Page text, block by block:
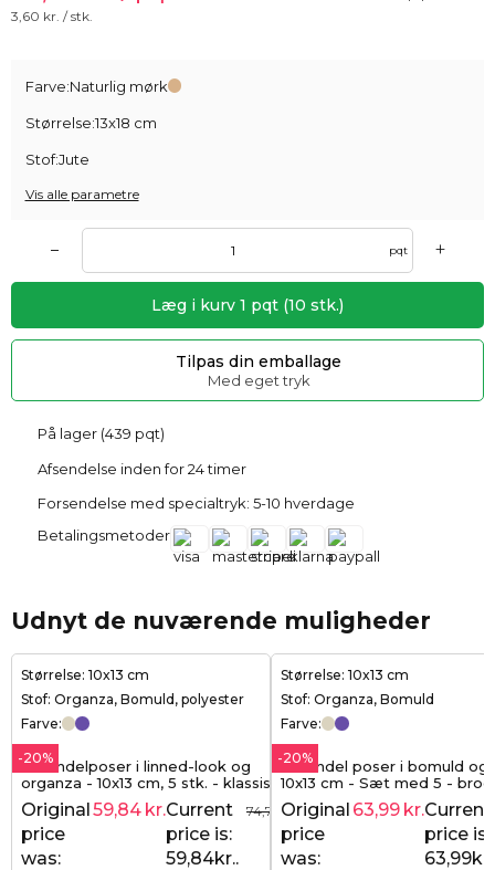
3,60 kr. / stk.
Farve:Naturlig mørk
Størrelse:13x18 cm
Stof:Jute
Vis alle parametre
– pqt +
Læg i kurv 1 pqt (10 stk.)
Tilpas din emballage
Med eget tryk
På lager (439 pqt)
Afsendelse inden for 24 timer
Forsendelse med specialtryk: 5-10 hverdage
Betalingsmetoder
Udnyt de nuværende muligheder
Størrelse: 10x13 cm
Stof: Organza, Bomuld, polyester
Farve:
-20%
Lavendelposer i linned-look og
organza - 10x13 cm, 5 stk. - klassisk
og elegant duftindpakning
74,79 kr.
Original
price
was:
59,84 kr.Current
price is:
59,84kr..
Størrelse: 10x13 cm
Stof: Organza, Bomuld
Farve:
-20%
Lavendel poser i bomuld og
10x13 cm - Sæt med 5 -
elegance med duft af natur
Original
price
was:
63,99 kr.Current
price is:
63,99kr..